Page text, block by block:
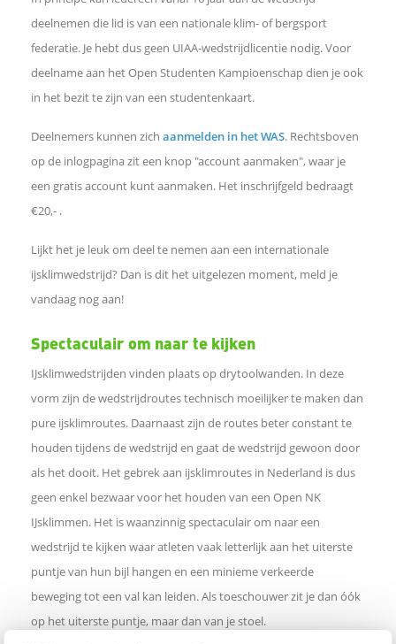
o
o
D
l
e
n
o
L
i
n
deelnemen die lid is van een nationale klim- of bergsport
federatie. Je hebt dus geen UIAA-wedstrijdlicentie nodig. Voor
deelname aan het Open Studenten Kampioenschap dien je ook
in het bezit te zijn van een studentenkaart.
Deelnemers kunnen zich aanmelden in het WAS. Rechtsboven
op de inlogpagina zit een knop "account aanmaken", waar je
een gratis account kunt aanmaken. Het inschrijfgeld bedraagt
€20,- .
Lijkt het je leuk om deel te nemen aan een internationale
ijsklimwedstrijd? Dan is dit het uitgelezen moment, meld je
vandaag nog aan!
Spectaculair om naar te kijken
IJsklimwedstrijden vinden plaats op drytoolwanden. In deze
vorm zijn de wedstrijdroutes technisch moeilijker te maken dan
pure ijsklimroutes. Daarnaast zijn de routes beter constant te
houden tijdens de wedstrijd en gaat de wedstrijd gewoon door
als het dooit. Het gebrek aan ijsklimroutes in Nederland is dus
geen enkel bezwaar voor het houden van een Open NK
IJsklimmen. Het is waanzinnig spectaculair om naar een
wedstrijd te kijken waar atleten vaak letterlijk aan het uiterste
puntje van hun bijl hangen en een minieme verkeerde
beweging tot een val kan leiden. Als toeschouwer zit je dan óók
op het uiterste puntje, maar dan van je stoel.